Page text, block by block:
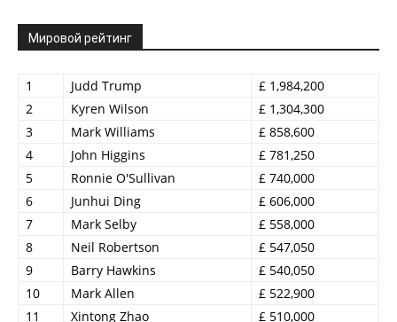
Мировой рейтинг
1 Judd Trump
£ 1,984,200
2
Kyren Wilson
£ 1,304,300
3
Mark Williams
£ 858,600
4
John Higgins
£ 781,250
5
Ronnie O'Sullivan
£ 740,000
6
Junhui Ding
£ 606,000
7
Mark Selby
£ 558,000
8
Neil Robertson
£ 547,050
9
Barry Hawkins
£ 540,050
10
Mark Allen
£ 522,900
11
Xintong Zhao
£ 510,000